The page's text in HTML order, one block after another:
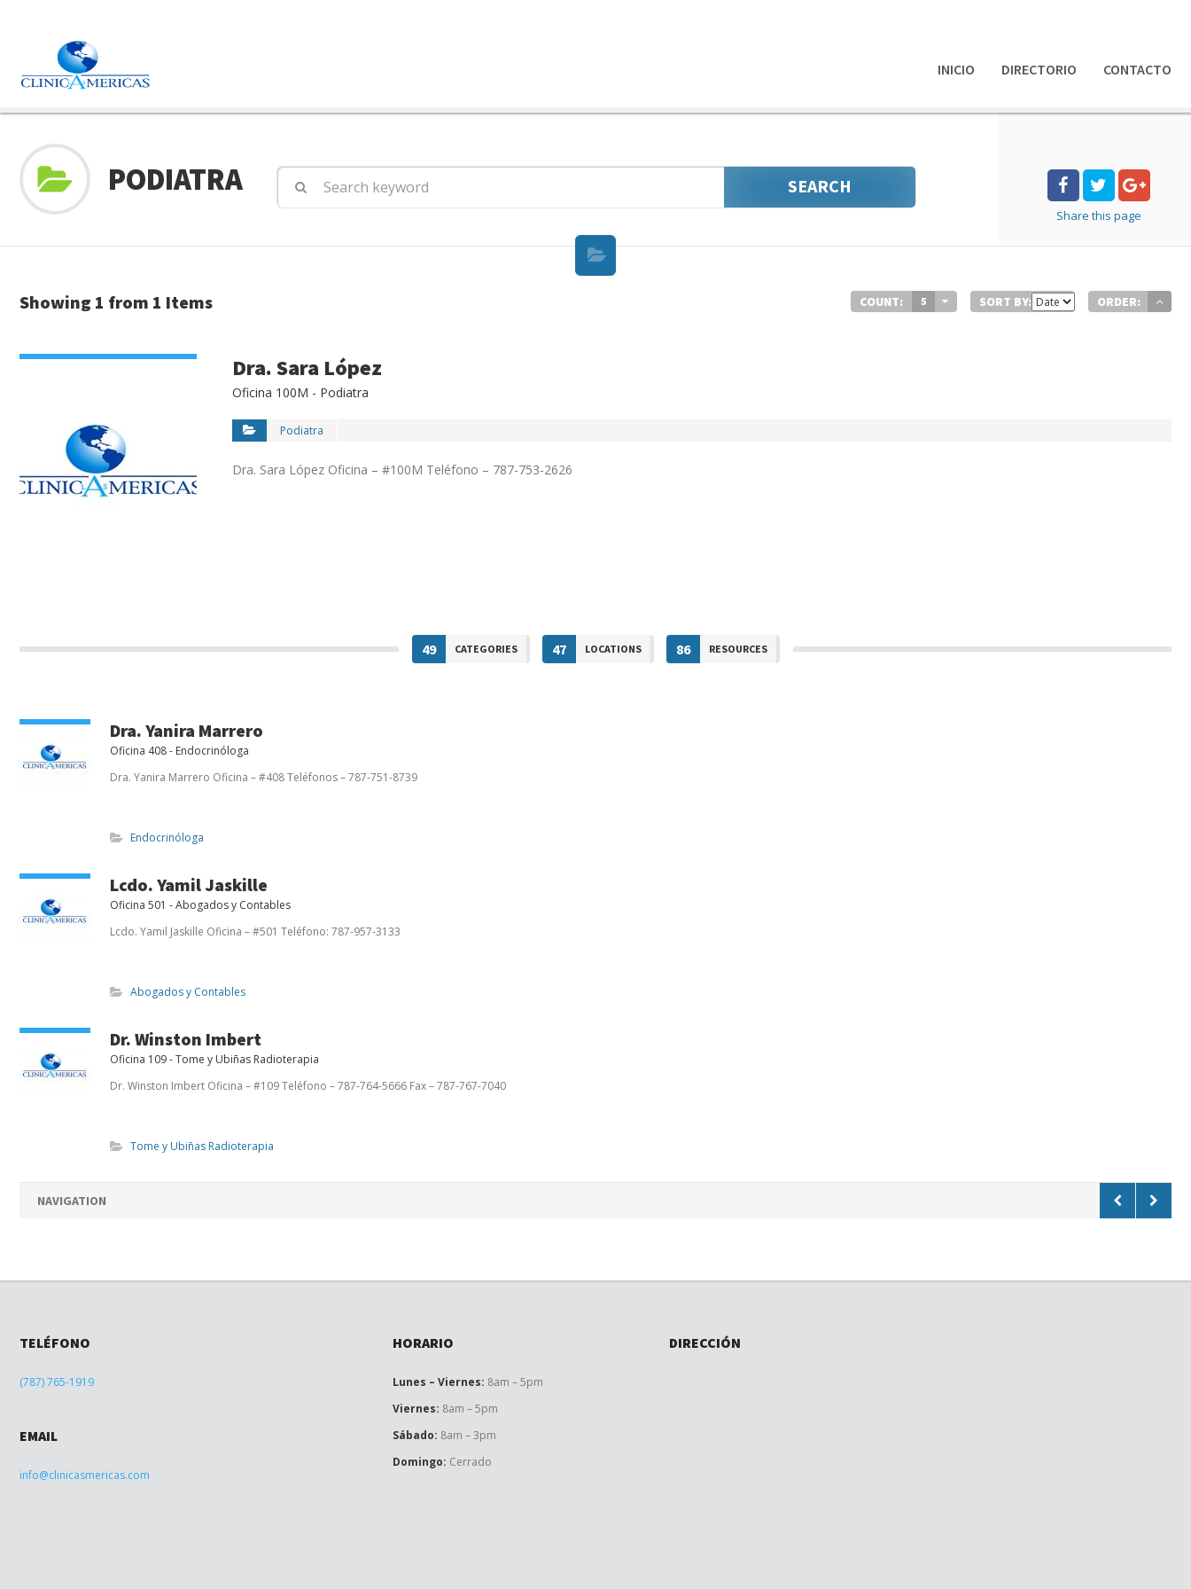
INICIO DIRECTORIO CONTACTO
SEARCH
PODIATRA
Share this page
Showing 1 from 1 Items COUNT: 5 SORT BY: ORDER:
Dra. Sara López
Oficina 100M - Podiatra
Podiatra
Dra. Sara López Oficina – #100M Teléfono – 787-753-2626
49 CATEGORIES 47 LOCATIONS 86 RESOURCES
Dra. Yanira Marrero
Oficina 408 - Endocrinóloga
Dra. Yanira Marrero Oficina – #408 Teléfonos – 787-751-8739
Endocrinóloga
Lcdo. Yamil Jaskille
Oficina 501 - Abogados y Contables
Lcdo. Yamil Jaskille Oficina – #501 Teléfono: 787-957-3133
Abogados y Contables
Dr. Winston Imbert
Oficina 109 - Tome y Ubiñas Radioterapia
Dr. Winston Imbert Oficina – #109 Teléfono – 787-764-5666 Fax – 787-767-7040
Tome y Ubiñas Radioterapia
NAVIGATION
TELÉFONO
(787) 765-1919
EMAIL
info@clinicasmericas.com
HORARIO
Lunes – Viernes: 8am – 5pm
Viernes: 8am – 5pm
Sábado: 8am – 3pm
Domingo: Cerrado
DIRECCIÓN